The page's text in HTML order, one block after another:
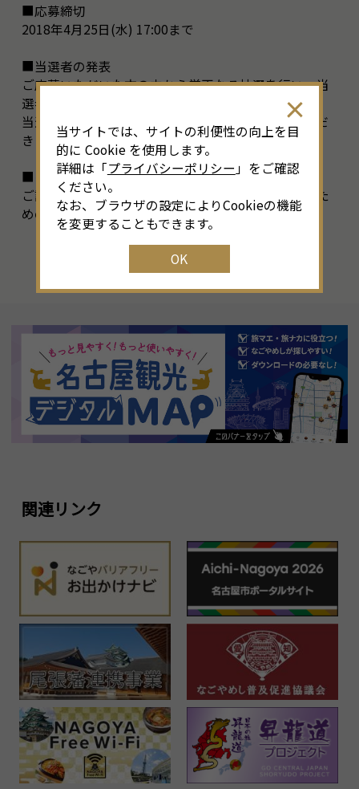
■応募締切
2018年4月25日(水) 17:00まで
■当選者の発表
ご応募いただいた方の中から厳正なる抽選を行い、当
選者を決定いたします。
当選の発表は、賞品の発送をもって代えさせていただ
きます。
■その他
ご記入いただいた情報は、抽選及び賞品を発送するた
めのもので、それ以外の目的では使用いたしません。
関連リンク
当サイトでは、サイトの利便性の向上を目
的に Cookie を使用します。
詳細は「プライバシーポリシー 」をご確認
ください。
なお、ブラウザの設定によりCookieの機能
を変更することもできます。
OK